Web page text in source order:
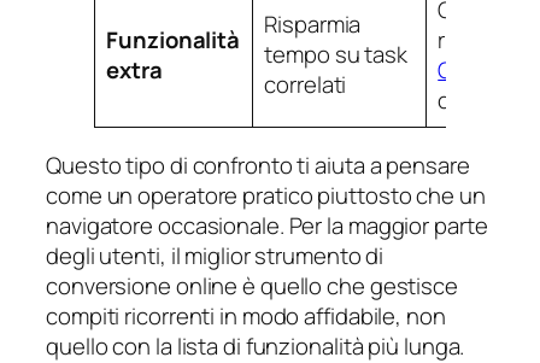
Funzionalità
extra
Risparmia
tempo su task
correlati
OCR
Questo tipo di confronto ti aiuta a pensare
come un operatore pratico piuttosto che un
navigatore occasionale. Per la maggior parte
degli utenti, il miglior strumento di
conversione online è quello che gestisce
compiti ricorrenti in modo affidabile, non
quello con la lista di funzionalità più lunga.